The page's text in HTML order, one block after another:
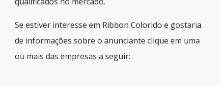
Se estiver interesse em Ribbon Colorido e gostaria
de informações sobre o anunciante clique em uma
ou mais das empresas a seguir: